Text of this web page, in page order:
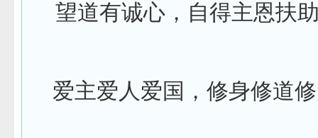
望道有诚心，自得主恩扶
爱主爱人爱国，修身修道